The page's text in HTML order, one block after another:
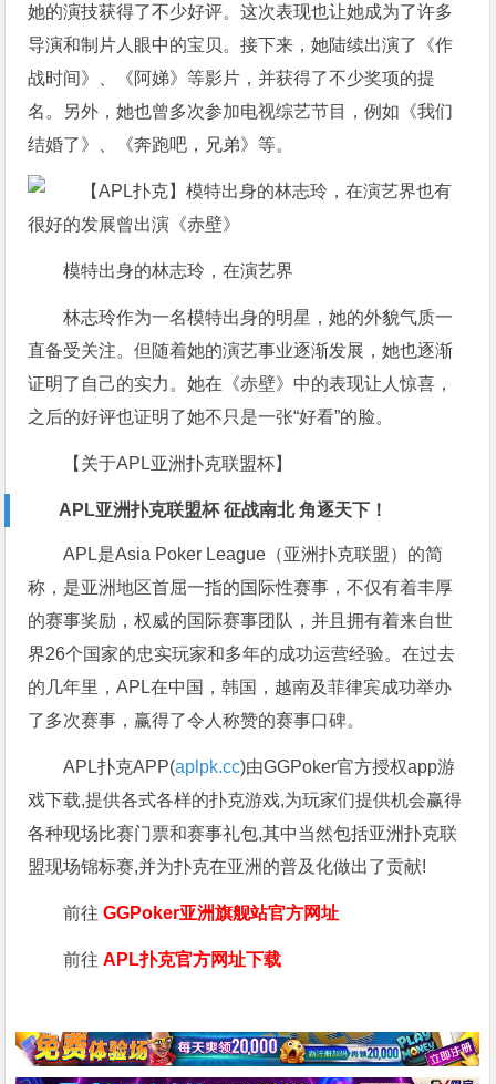
她的演技获得了不少好评。这次表现也让她成为了许多
导演和制片人眼中的宝贝。接下来，她陆续出演了《作
战时间》、《阿娣》等影片，并获得了不少奖项的提
名。另外，她也曾多次参加电视综艺节目，例如《我们
结婚了》、《奔跑吧，兄弟》等。
模特出身的林志玲，在演艺界
林志玲作为一名模特出身的明星，她的外貌气质一
直备受关注。但随着她的演艺事业逐渐发展，她也逐渐
证明了自己的实力。她在《赤壁》中的表现让人惊喜，
之后的好评也证明了她不只是一张“好看”的脸。
【关于APL亚洲扑克联盟杯】
APL亚洲扑克联盟杯 征战南北 角逐天下！
APL是Asia Poker League（亚洲扑克联盟）的简
称，是亚洲地区首屈一指的国际性赛事，不仅有着丰厚
的赛事奖励，权威的国际赛事团队，并且拥有着来自世
界26个国家的忠实玩家和多年的成功运营经验。在过去
的几年里，APL在中国，韩国，越南及菲律宾成功举办
了多次赛事，赢得了令人称赞的赛事口碑。
APL扑克APP(aplpk.cc)由GGPoker官方授权app游
戏下载,提供各式各样的扑克游戏,为玩家们提供机会赢得
各种现场比赛门票和赛事礼包,其中当然包括亚洲扑克联
盟现场锦标赛,并为扑克在亚洲的普及化做出了贡献!
前往GGPoker亚洲旗舰站官方网址
前往APL扑克官方网址下载